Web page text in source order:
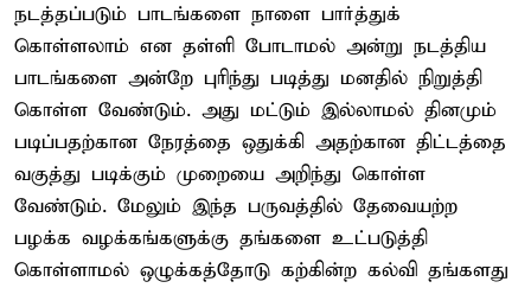
நடத்தப்படும் பாடங்களை நாளை பார்த்துக்
கொள்ளலாம் என தள்ளி போடாமல் அன்று நடத்திய
பாடங்களை அன்றே புரிந்து படித்து மனதில் நிறுத்தி
கொள்ள வேண்டும். அது மட்டும் இல்லாமல் தினமும்
படிப்பதற்கான நேரத்தை ஒதுக்கி அதற்கான திட்டத்தை
வகுத்து படிக்கும் முறையை அறிந்து கொள்ள
வேண்டும். மேலும் இந்த பருவத்தில் தேவையற்ற
பழக்க வழக்கங்களுக்கு தங்களை உட்படுத்தி
கொள்ளாமல் ஒழுக்கத்தோடு கற்கின்ற கல்வி தங்களது